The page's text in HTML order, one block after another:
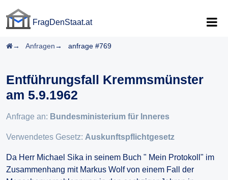
FragDenStaat.at
Startseite
Anfragen anfrage #769
Entführungsfall Kremmsmünster
am 5.9.1962
Anfrage an: Bundesministerium für Inneres
Verwendetes Gesetz: Auskunftspflichtgesetz
Da Herr Michael Sika in seinem Buch " Mein Protokoll" im
Zusammenhang mit Markus Wolf von einem Fall der